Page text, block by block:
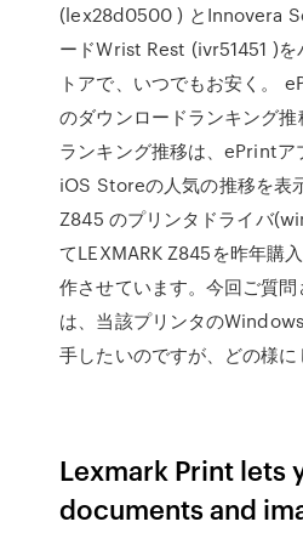
(lex28d0500 ) とInnovera
ードWrist Rest (ivr51451 )を
トアで、いつでもお安く。
のダウンロードランキング推
ランキング推移は、ePrintア
iOS Storeの人気の推移を表
Z845 のプリンタドライバ
てLEXMARK Z845を昨年購
作させています。今回ご質
は、当該プリンタの
手したいのですが、どの様
Lexmark Print lets
documents and